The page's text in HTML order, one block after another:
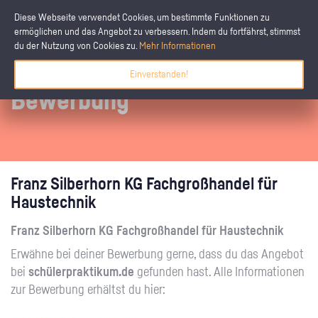
Diese Webseite verwendet Cookies, um bestimmte Funktionen zu
ermöglichen und das Angebot zu verbessern. Indem du fortfährst, stimmst
du der Nutzung von Cookies zu. Mehr Informationen
Einverstanden!
Bewerbung
Franz Silberhorn KG Fachgroßhandel für
Haustechnik
Franz Silberhorn KG Fachgroßhandel für Haustechnik
Erwähne bei deiner Bewerbung gerne, dass du das Angebot
bei schülerpraktikum.de gefunden hast. Alle Informationen
zur Bewerbung erhältst du hier: